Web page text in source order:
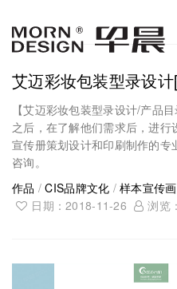
艾迈彩妆包装型录设
【艾迈彩妆包装型录设计/产品
之后，在了解他们需求后，进
宣传册策划设计和印刷制作的
咨询。
作品 /CIS品牌文化 /样本宣传
日期：2018-11-26
浏览